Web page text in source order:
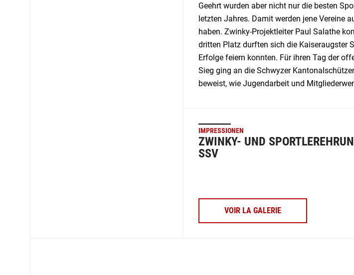
Geehrt wurden aber nicht nur die besten
letzten Jahres. Damit werden jene Vereine
haben. Zwinky-Projektleiter Paul Salathe
dritten Platz durften sich die Kaiseraugster
Erfolge feiern konnten. Für ihren Tag der
Sieg ging an die Schwyzer
beweist, wie Jugendarbeit und
IMPRESSIONEN
ZWINKY- UND
SSV
VOIR LA GALERIE